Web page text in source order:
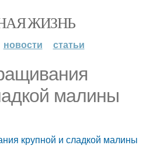
ЖИЗНЬ
новости статьи
малины
крупной и сладкой малины